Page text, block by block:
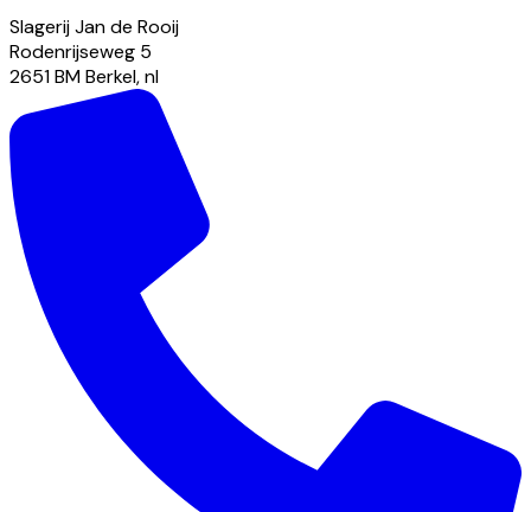
Slagerij Jan de Rooij
Rodenrijseweg 5
2651 BMBerkel,nl